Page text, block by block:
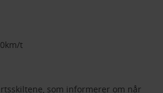
t
som informerer om når